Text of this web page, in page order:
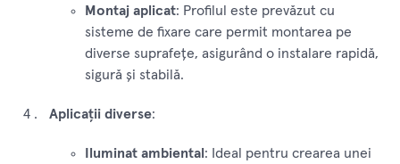
Montaj aplicat: Profilul este prevăzut cu
sisteme de fixare care permit montarea pe
diverse suprafețe, asigurând o instalare rapidă,
sigură și stabilă.
Aplicații diverse:
Iluminat ambiental : Ideal pentru crearea unei